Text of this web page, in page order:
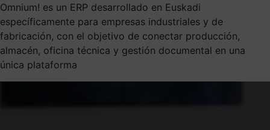
Omnium! es un ERP desarrollado en Euskadi
específicamente para empresas industriales y de
fabricación, con el objetivo de conectar producción,
almacén, oficina técnica y gestión documental en una
única plataforma